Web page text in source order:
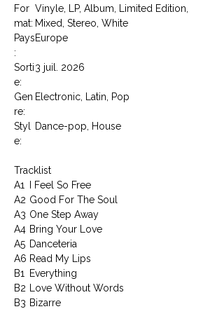
For
mat:
Vinyle, LP, Album, Limited Edition,
Mixed, Stereo, White
Pays
:
Europe
Sorti
e:
3 juil. 2026
Gen
re:
Electronic, Latin, Pop
Styl
e:
Dance-pop, House
Tracklist
A1
I Feel So Free
A2 Good For The Soul
A3 One Step Away
A4 Bring Your Love
A5 Danceteria
A6 Read My Lips
B1
Everything
B2
Love Without Words
B3 Bizarre